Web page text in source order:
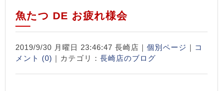
魚たつ DE お疲れ様会
2019/9/30 月曜日 23:46:47 長崎店｜ 個別ページ ｜ コ
メント (0) ｜カテゴリ： 長崎店のブログ